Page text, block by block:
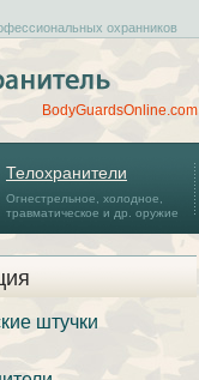
охранников
BodyGuardsOnline.com
Телохранители
Огнестрельное, холодное,
травматическое и др. оружие
штучки